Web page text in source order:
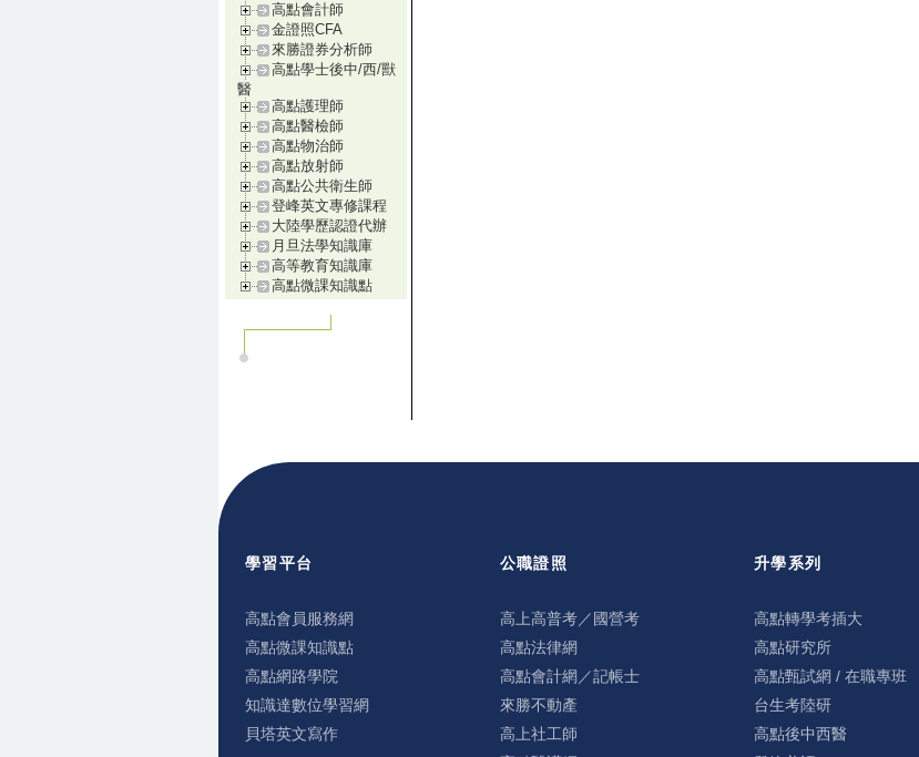
高點會計師
金證照CFA
來勝證券分析師
高點學士後中/西/獸
醫
高點護理師
高點醫檢師
高點物治師
高點放射師
高點公共衛生師
登峰英文專修課程
大陸學歷認證代辦
月旦法學知識庫
高等教育知識庫
高點微課知識點
學習平台
高點會員服務網
高點微課知識點
高點網路學院
知識達數位學習網
貝塔英文寫作
公職證照
高上高普考／國營考
高點法律網
高點會計網／記帳士
來勝不動產
高上社工師
升學系列
高點轉學考插大
高點研究所
高點甄試網 / 在職專班
台生考陸研
高點後中西醫